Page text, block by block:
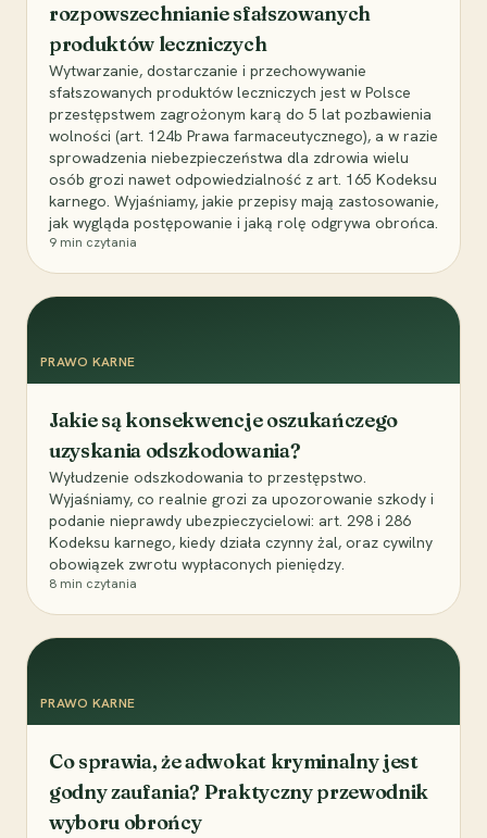
rozpowszechnianie sfałszowanych
produktów leczniczych
Wytwarzanie, dostarczanie i przechowywanie
sfałszowanych produktów leczniczych jest w Polsce
przestępstwem zagrożonym karą do 5 lat pozbawienia
wolności (art. 124b Prawa farmaceutycznego), a w razie
sprowadzenia niebezpieczeństwa dla zdrowia wielu
osób grozi nawet odpowiedzialność z art. 165 Kodeksu
karnego. Wyjaśniamy, jakie przepisy mają zastosowanie,
jak wygląda postępowanie i jaką rolę odgrywa obrońca.
9 min czytania
PRAWO KARNE
Jakie są konsekwencje oszukańczego
uzyskania odszkodowania?
Wyłudzenie odszkodowania to przestępstwo.
Wyjaśniamy, co realnie grozi za upozorowanie szkody i
podanie nieprawdy ubezpieczycielowi: art. 298 i 286
Kodeksu karnego, kiedy działa czynny żal, oraz cywilny
obowiązek zwrotu wypłaconych pieniędzy.
8 min czytania
PRAWO KARNE
Co sprawia, że adwokat kryminalny jest
godny zaufania? Praktyczny przewodnik
wyboru obrońcy